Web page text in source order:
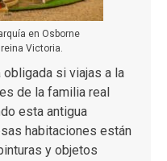
en Osborne
Victoria.
si viajas a la
de la familia real
esta antigua
habitaciones están
y objetos